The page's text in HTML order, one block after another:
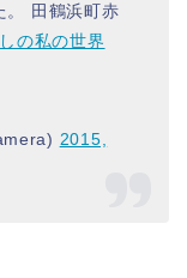
。 田鶴浜町赤
の私の世界
2015,